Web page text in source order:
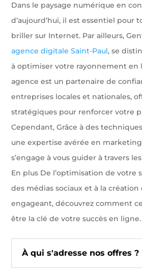
Dans le paysage numérique en
d’aujourd’hui, il est essentiel pour
briller sur Internet. Par ailleurs,
agence digitale Saint-Paul, se
à optimiser votre rayonnement en
agence est un partenaire de
entreprises locales et nationales,
stratégiques pour renforcer votre
Cependant, Grâce à des
une expertise avérée en
s’engage à vous guider à travers
En plus De l’optimisation de votre
des médias sociaux et à la
engageant, découvrez comment
être la clé de votre succès en ligne.
À qui s'adresse nos offres ?